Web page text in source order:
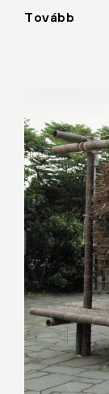
Tovább